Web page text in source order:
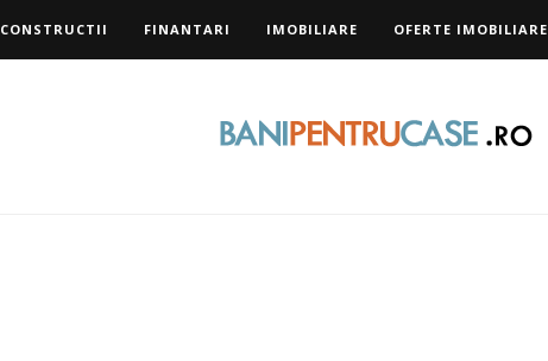
CONSTRUCTII FINANTARI IMOBILIARE OFERTE IMOBILIARE